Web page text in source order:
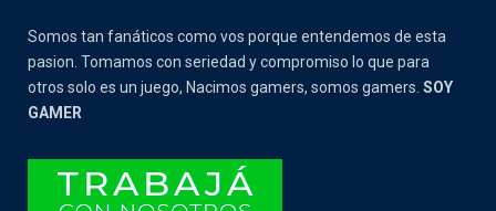
Somos tan fanáticos como vos porque entendemos de esta
pasion. Tomamos con seriedad y compromiso lo que para
otros solo es un juego, Nacimos gamers, somos gamers. SOY
GAMER